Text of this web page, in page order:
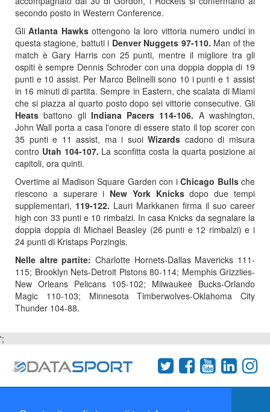
secondo posto in Western Conference.
GliAtlanta Hawksottengono la loro vittoria numero undici in
questa stagione, battuti i Denver Nuggets 97-110. Man of the
match è Gary Harris con 25 punti, mentre il migliore tra gli
ospiti è sempre Dennis Schroder con una doppia doppia di 19
punti e 10 assist. Per Marco Belinelli sono 10 i punti e 1 assist
in 16 minuti di partita. Sempre in Eastern, che scalata di Miami
che si piazza al quarto posto dopo sei vittorie consecutive. Gli
Heats battono gli Indiana Pacers 114-106. A washington,
John Wall porta a casa l'onore di essere stato il top scorer con
35 punti e 11 assist, ma i suoiWizards cadono di misura
contro Utah 104-107. La sconfitta costa la quarta posizione ai
capitoli, ora quinti.
Overtime al Madison Square Garden con iChicago Bullsche
riescono a superare i New York Knicksdopo due tempi
supplementari, 119-122. Lauri Markkanen firma il suo career
high con 33 punti e 10 rimbalzi. In casa Knicks da segnalare la
doppia doppia di Michael Beasley (26 punti e 12 rimbalzi) e i
24 punti di Kristaps Porzingis.
Nelle altre partite: Charlotte Hornets-Dallas Mavericks 111-
115; Brooklyn Nets-Detroit Pistons 80-114; Memphis Grizzlies-
New Orleans Pelicans 105-102; Milwaukee Bucks-Orlando
Magic 110-103; Minnesota Timberwolves-Oklahoma City
Thunder 104-88.
';